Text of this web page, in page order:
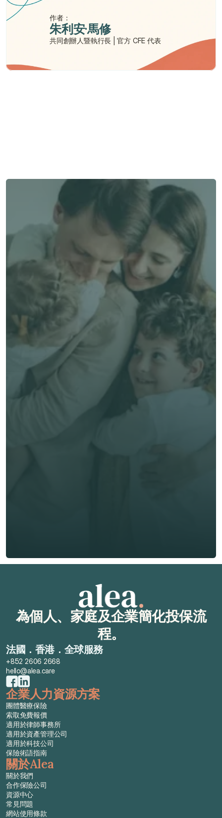
作者：
朱利安·馬修
共同創辦人暨執行長 | 官方 CFE 代表
了解 Alea 賣點
免費獲得個人化專屬報價
專業客觀建議，全程貼心跟進
節省時間與保費成本，享無憂投保體驗
立即獲取獨立客觀建議
索取免費報價
為個人、家庭及企業簡化投保流
程。
法國．香港．全球服務
+852 2606 2668
hello@alea.care
企業人力資源方案
團體醫療保險
索取免費報價
適用於律師事務所
適用於資產管理公司
適用於科技公司
保險術語指南
關於Alea
關於我們
合作保險公司
資源中心
常見問題
網站使用條款